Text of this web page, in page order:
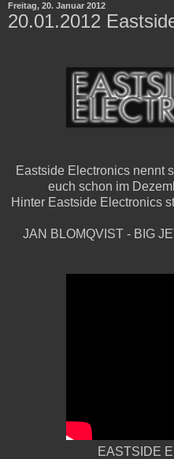
Freitag, 20. Januar 2012
20.01.2012
Eastside Electronics nennt
euch schon im
Hinter Eastside Electronics
JAN BLOMQVIST - BIG
EASTSIDE